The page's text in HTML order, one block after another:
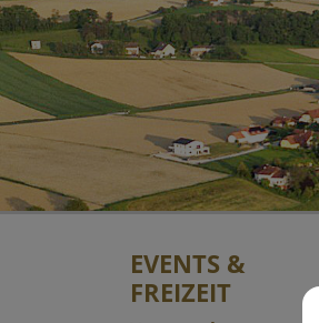
EVENTS &
FREIZEIT